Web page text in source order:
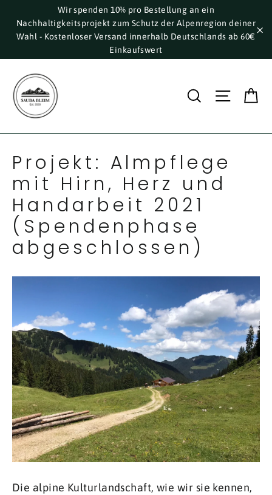
zum
Inhalt
Wir spenden 10% pro Bestellung an ein
Nachhaltigkeitsprojekt zum Schutz der Alpenregion deiner
Wahl - Kostenloser Versand innerhalb Deutschlands ab 60€
Einkaufswert
Suche
Projekt: Almpflege
mit Hirn, Herz und
Handarbeit 2021
(Spendenphase
abgeschlossen)
Die alpine Kulturlandschaft, wie wir sie kennen,